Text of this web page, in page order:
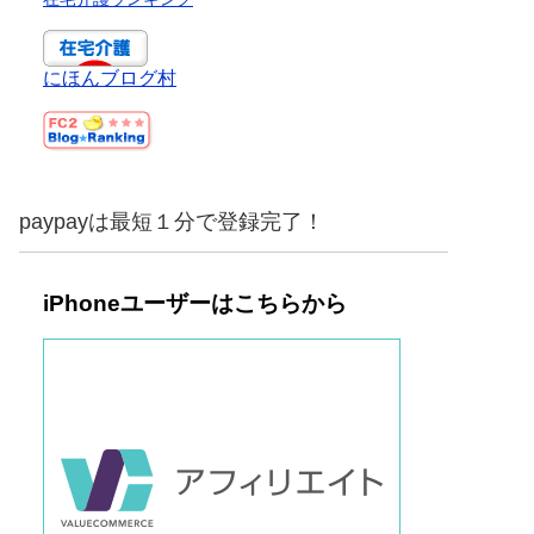
にほんブログ村
paypayは最短１分で登録完了！
iPhoneユーザーはこちらから